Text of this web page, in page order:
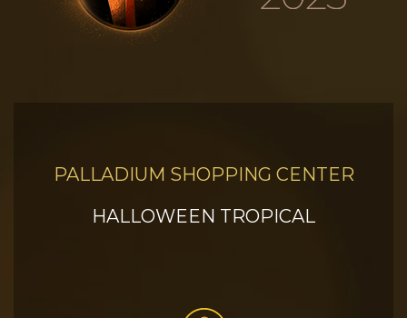
PALLADIUM SHOPPING CENTER
HALLOWEEN TROPICAL